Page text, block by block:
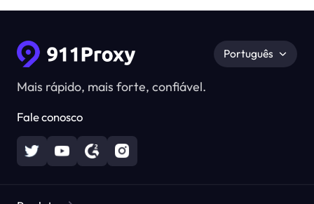
Mais rápido, mais forte, confiável.
Fale conosco
Português